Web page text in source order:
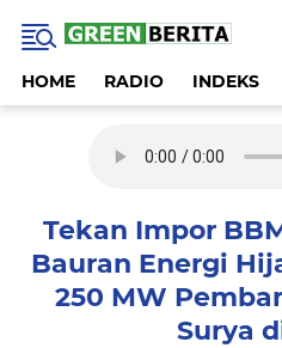
HOME RADIO INDEKS
Tekan Impor
Bauran Energi
250 MW
Surya